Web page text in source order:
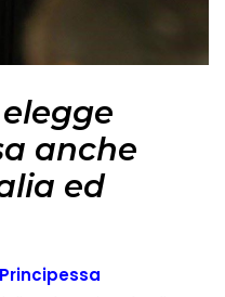
anche
ed